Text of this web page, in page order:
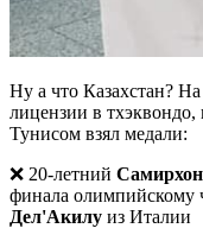
Ну а что Казахстан?
лицензии в тхэквондо,
Тунисом взял медали:
❌ 20-летний
финала олимпийскому
Дел'Акилу из Италии